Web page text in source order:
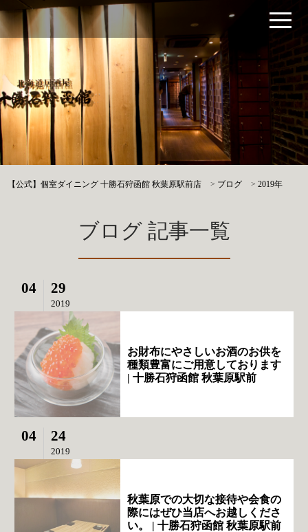
【公式】個室ダイニング 十勝石狩函館 秋葉原駅前店 > ブログ >2019年
ブログ 記事一覧
04 29
2019
お財布にやさしいお酒のお供を
種類豊富にご用意しております
| 十勝石狩函館 秋葉原駅前
04 24
2019
秋葉原での大切な接待や会食の
際にはぜひ当店へお越しくださ
い。 | 十勝石狩函館 秋葉原駅前